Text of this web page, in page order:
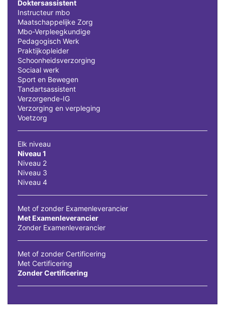
Doktersassistent
Instructeur mbo
Maatschappelijke Zorg
Mbo-Verpleegkundige
Pedagogisch Werk
Praktijkopleider
Schoonheidsverzorging
Sociaal werk
Sport en Bewegen
Tandartsassistent
Verzorgende-IG
Verzorging en verpleging
Voetzorg
Elk niveau
Niveau 1
Niveau 2
Niveau 3
Niveau 4
Met of zonder Examenleverancier
Met Examenleverancier
Zonder Examenleverancier
Met of zonder Certificering
Met Certificering
Zonder Certificering